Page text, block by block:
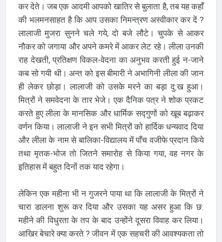
कर देते। जब एक आदमी आपको खातिर से बुलाता है, तब यह कहाँ
की भलमनसाहत है कि आप उसका निमन्त्रण अस्वीकार कर दें ?
लालाजी मुजरा सुनने चले गये, दो बजे लौटे। चुपके से आकर
नौकर को जगाया और अपने कमरे में आकर लेट रहे। लीला उनकी
राह देखती, प्रतिक्षण विकल-वेदना का अनुभव करती हुई न-जाने
कब सो गयी थी। अन्त को इस बीमारी ने अभागिनी लीला की जान
ही लेकर छोड़ा। लालाजी को उसके मरने का बड़ा दु:ख हुआ।
मित्रों ने समवेदना के तार भेजे। एक दैनिक पत्र ने शोक प्रकट
करते हुए लीला के मानसिक और धार्मिक सद्गुणों को खूब बढ़ाकर
वर्णन किया। लालाजी ने इन सभी मित्रों को हार्दिक धन्यवाद दिया
और लीला के नाम से बालिका-विद्यालय में पाँच वजीफे प्रदान किये
तथा मृतक-भोज तो जितने समारोह से किया गया, वह नगर के
इतिहास में बहुत दिनों तक याद रहेगा।
लेकिन एक महीना भी न गुजरने पाया था कि लालाजी के मित्रों ने
चारा डालना शुरू कर दिया और उसका यह असर हुआ कि छ:
महीने की विधुरता के तप के बाद उन्होंने दूसरा विवाह कर लिया।
आखिर बेचारे क्या करते ? जीवन में एक सहचरी की आवश्यकता तो